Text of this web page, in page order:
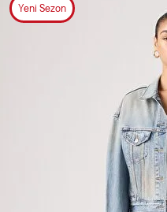
Yeni Sezon
1/2